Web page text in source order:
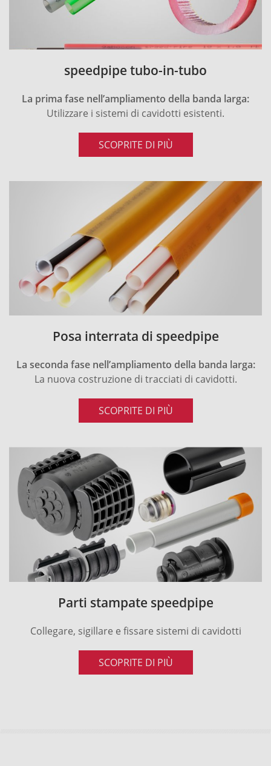
speedpipe tubo-in-tubo
La prima fase nell’ampliamento della banda larga:
Utilizzare i sistemi di cavidotti esistenti.
SCOPRITE DI PIÙ
Posa interrata di speedpipe
La seconda fase nell’ampliamento della banda larga:
La nuova costruzione di tracciati di cavidotti.
SCOPRITE DI PIÙ
Parti stampate speedpipe
Collegare, sigillare e fissare sistemi di cavidotti
SCOPRITE DI PIÙ